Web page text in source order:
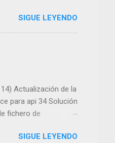
Play. Incluida
SIGUE LEYENDO
Actualización de la
para api 34 Solución
fichero de
SIGUE LEYENDO